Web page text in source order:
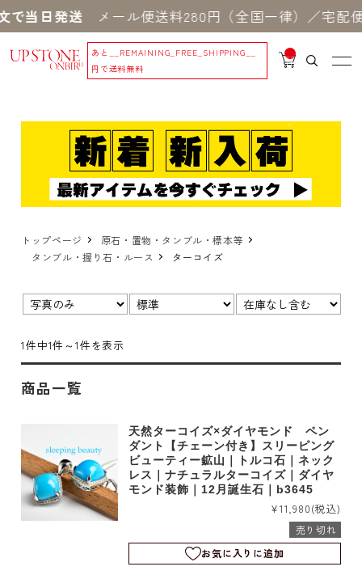
当日発送メール便送料280円（全国一律）／宅配
あと
__REMAINING_FREE_SHIPPING__
円で送料無料
__
IT
_
トップページ
原石・置物・タンブル・標本等
タンブル・握り石・ルース
ターコイズ
1件中1件～1件を表示
商品一覧
天然ターコイズ×ダイヤモンド ペン
ダント【チェーン付き】スリーピング
ビューティー鉱山｜トルコ石｜ネック
レス｜ナチュラルターコイズ｜ダイヤ
モンド装飾｜12月誕生石｜b3645
¥11,980(税込)
売り切れ
お気に入りに追加